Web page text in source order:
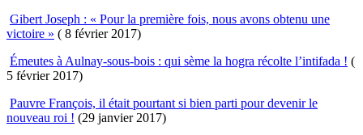
Gibert Joseph : « Pour la première fois, nous avons obtenu une
victoire » ( 8 février 2017)
Émeutes à Aulnay-sous-bois : qui sème la hogra récolte l’intifada ! (
5 février 2017)
Pauvre François, il était pourtant si bien parti pour devenir le
nouveau roi ! (29 janvier 2017)